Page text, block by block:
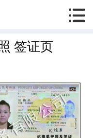

签证页